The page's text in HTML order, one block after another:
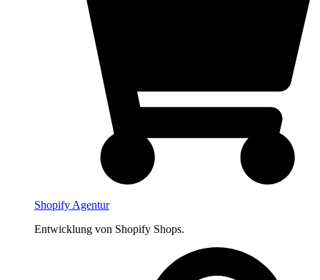
Shopify Agentur
Entwicklung von Shopify Shops.